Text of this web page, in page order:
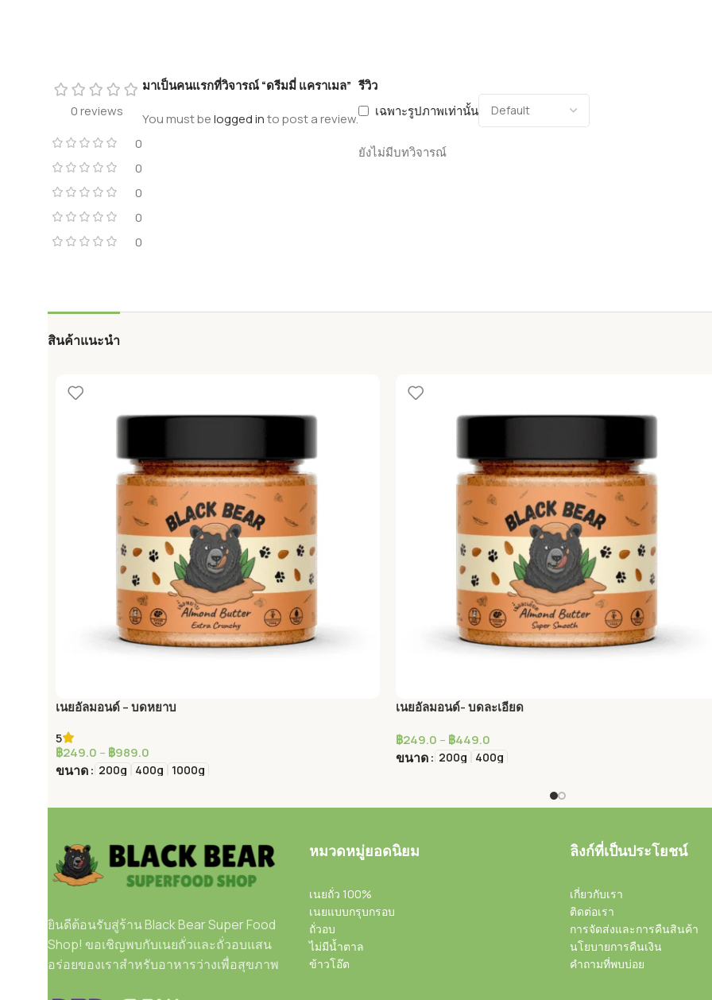
0 reviews
0
0
0
0
0
รีวิว
เฉพาะรูปภาพเท่านั้น
ยังไม่มีบทวิจารณ์
มาเป็นคนแรกที่วิจารณ์ “ดรีมมี่ แคราเมล”
You must belogged into post a review.
สินค้าแนะนำ
เนยอัลมอนด์ – บดหยาบ
5
฿249.0 –฿989.0
ขนาด 200g 400g 1000g
เนยอัลมอนด์- บดละเอียด
฿249.0 –฿449.0
ขนาด 200g 400g
ยินดีต้อนรับสู่ร้าน Black Bear Super Food
Shop! ขอเชิญพบกับเนยถั่วและถั่วอบแสน
อร่อยของเราสำหรับอาหารว่างเพื่อสุขภาพ
หมวดหมู่ยอดนิยม
เนยถั่ว 100%
เนยแบบกรุบกรอบ
ถั่วอบ
ไม่มีน้ำตาล
ข้าวโอ๊ต
ลิงก์ที่เป็นประโยชน์
เกี่ยวกับเรา
ติดต่อเรา
การจัดส่งและการคืนสินค้า
นโยบายการคืนเงิน
คำถามที่พบบ่อย